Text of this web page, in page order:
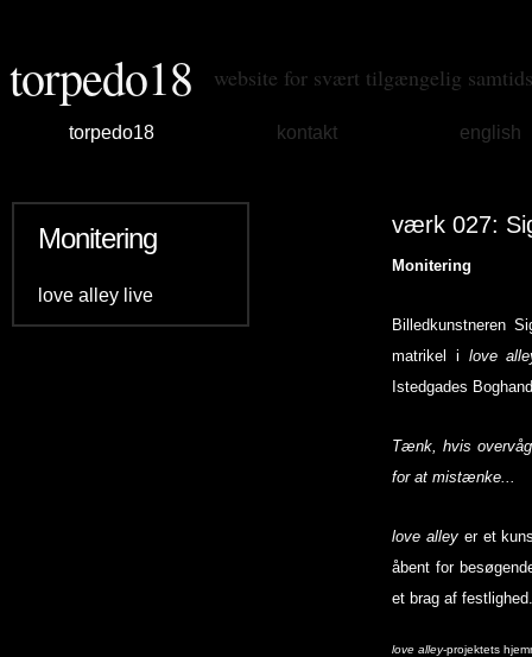
torpedo18 website for svært tilgængelig
torpedo18 kontakt english
Monitering
love alley live
værk 027:
Monitering
Billedkunstneren
matrikel i love
Istedgades
Tænk, hvis
for at mistænke...
love alleyer et
åbent for
et brag af festlighed.
love alley-projektets